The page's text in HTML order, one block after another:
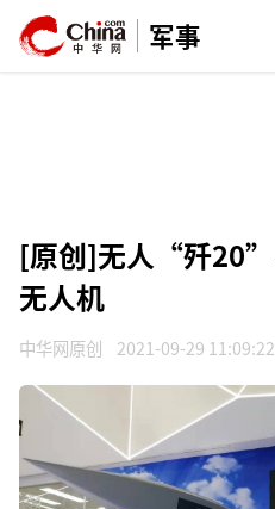
军事
[原创]无人“歼
无人机
中华网原创 2021-09-29 11:09:22